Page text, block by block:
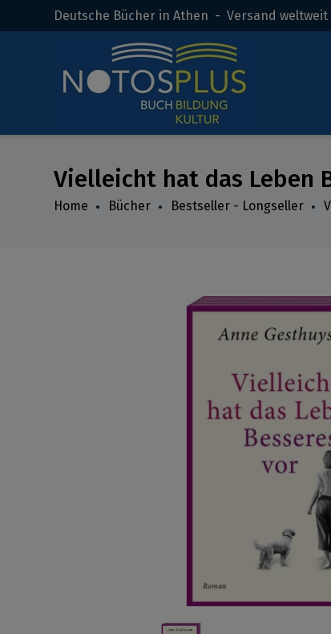
Deutsche Bücher in Athen - Versand weltweit
Vielleicht hat das Leben
Home Bücher Bestseller - Longseller